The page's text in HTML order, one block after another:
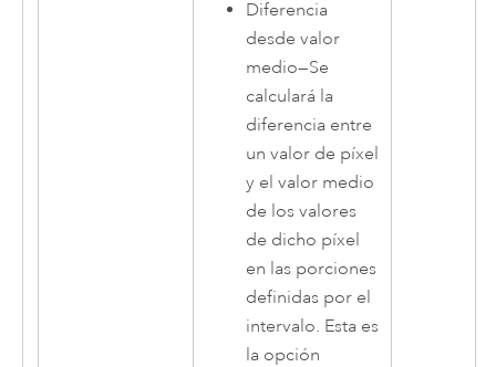
Diferencia
desde valor
medio—Se
calculará la
diferencia entre
un valor de píxel
y el valor medio
de los valores
de dicho píxel
en las porciones
definidas por el
intervalo. Esta es
la opción